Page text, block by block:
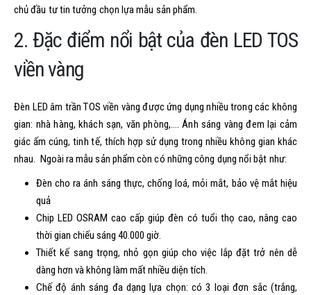
chủ đầu tư tin tưởng chọn lựa mẫu sản phẩm.
2. Đặc điểm nổi bật của đèn LED TOS
viền vàng
Đèn LED âm trần TOS viền vàng được ứng dụng nhiều trong các không
gian: nhà hàng, khách sạn, văn phòng,…. Ánh sáng vàng đem lại cảm
giác ấm cúng, tinh tế, thích hợp sử dụng trong nhiều không gian khác
nhau. Ngoài ra mẫu sản phẩm còn có những công dụng nổi bật như:
Đèn cho ra ánh sáng thực, chống loá, mỏi mắt, bảo vệ mắt hiệu
quả
Chip LED OSRAM cao cấp giúp đèn có tuổi thọ cao, nâng cao
thời gian chiếu sáng 40.000 giờ.
Thiết kế sang trọng, nhỏ gọn giúp cho việc lắp đặt trở nên dễ
dàng hơn và không làm mất nhiều diện tích.
Chế độ ánh sáng đa dạng lựa chọn: có 3 loại đơn sắc (trắng,